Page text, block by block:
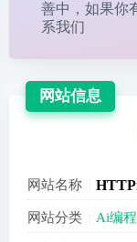
善中，如果你
系我们
网站信息
网站名称
网站分类 Ai编程